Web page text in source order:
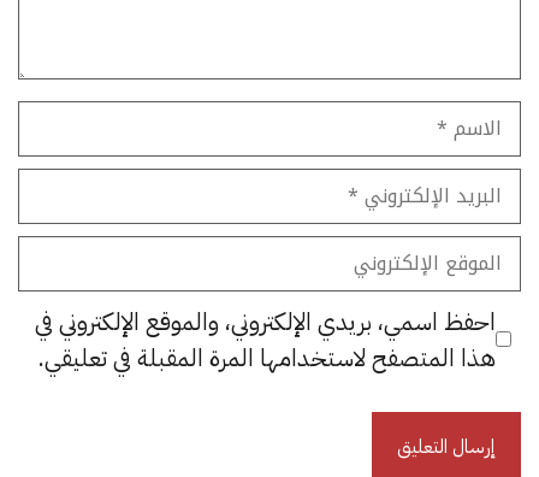
الاسم
البريد
الإلكتروني
الموقع
الإلكتروني
احفظ اسمي، بريدي الإلكتروني، والموقع الإلكتروني في
هذا المتصفح لاستخدامها المرة المقبلة في تعليقي.